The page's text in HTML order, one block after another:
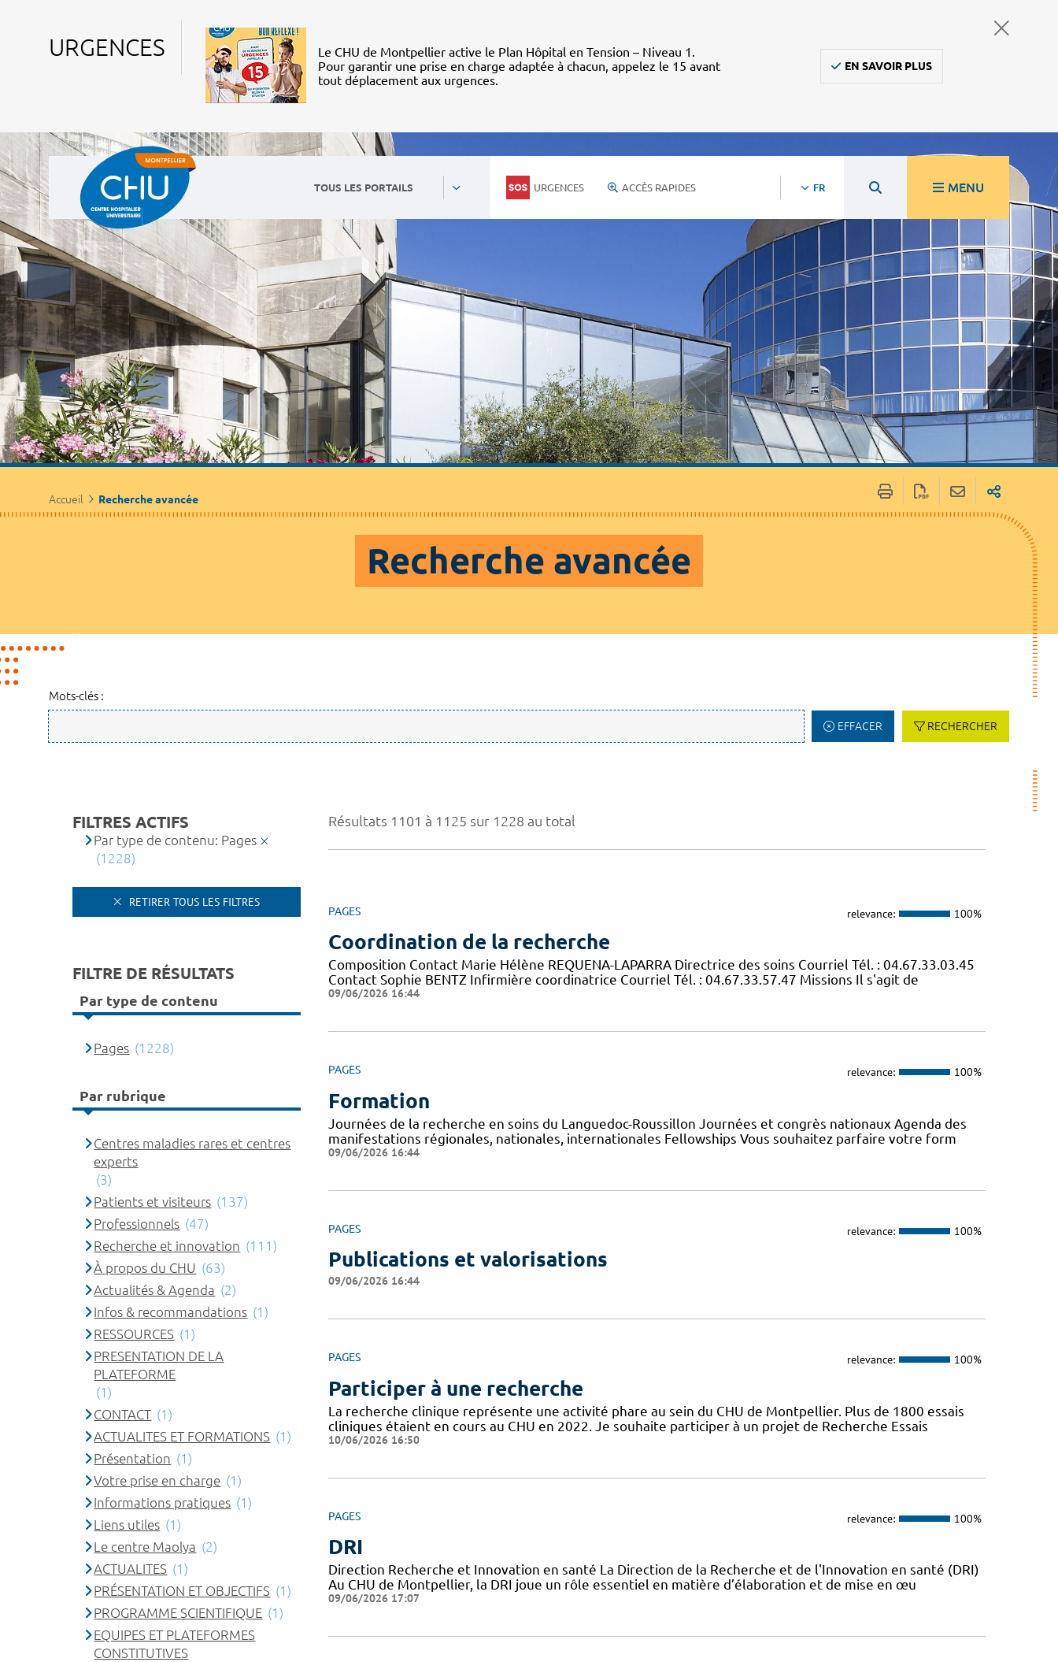
URGENCES
Le CHU de Montpellier active le Plan Hôpital en Tension – Niveau 1.
Pour garantir une prise en charge adaptée à chacun, appelez le 15 avant
tout déplacement aux urgences.
EN SAVOIR PLUS
TOUS LES PORTAILS URGENCES ACCÈS RAPIDES FR MENU
Accueil Recherche avancée
Recherche avancée
Mots-clés :
EFFACER RECHERCHER
Résultats 1101 à 1125 sur 1228 au total
PAGES relevance: 100%
Coordination de la recherche
Composition Contact Marie Hélène REQUENA-LAPARRA Directrice des soins Courriel Tél. : 04.67.33.03.45
Contact Sophie BENTZ Infirmière coordinatrice Courriel Tél. : 04.67.33.57.47 Missions Il s'agit de
09/06/2026 16:44
PAGES relevance: 100%
Formation
Journées de la recherche en soins du Languedoc-Roussillon Journées et congrès nationaux Agenda des
manifestations régionales, nationales, internationales Fellowships Vous souhaitez parfaire votre form
09/06/2026 16:44
PAGES relevance: 100%
Publications et valorisations
09/06/2026 16:44
PAGES relevance: 100%
Participer à une recherche
La recherche clinique représente une activité phare au sein du CHU de Montpellier. Plus de 1800 essais
cliniques étaient en cours au CHU en 2022. Je souhaite participer à un projet de Recherche Essais
10/06/2026 16:50
PAGES relevance: 100%
DRI
Direction Recherche et Innovation en santé La Direction de la Recherche et de l'Innovation en santé (DRI)
Au CHU de Montpellier, la DRI joue un rôle essentiel en matière d’élaboration et de mise en œu
09/06/2026 17:07
FILTRES ACTIFS
Par type de contenu: Pages
(1228)
RETIRER TOUS LES FILTRES
FILTRE DE RÉSULTATS
Par type de contenu
Pages (1228)
Par rubrique
Centres maladies rares et centres
experts
(3)
Patients et visiteurs (137)
Professionnels (47)
Recherche et innovation (111)
À propos du CHU (63)
Actualités & Agenda (2)
Infos & recommandations (1)
RESSOURCES (1)
PRESENTATION DE LA
PLATEFORME
(1)
CONTACT (1)
ACTUALITES ET FORMATIONS (1)
Présentation (1)
Votre prise en charge (1)
Informations pratiques (1)
Liens utiles (1)
Le centre Maolya (2)
ACTUALITES (1)
PRÉSENTATION ET OBJECTIFS (1)
PROGRAMME SCIENTIFIQUE (1)
EQUIPES ET PLATEFORMES
CONSTITUTIVES